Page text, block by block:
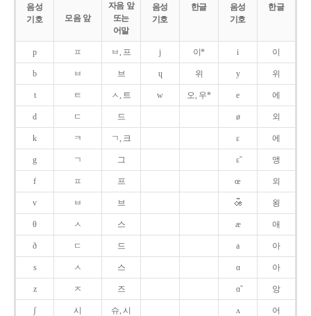
음성
기호
음성
기호
한글
음성
기호
한글
모음 앞
자음 앞
또는
어말
p ㅍ ㅂ, 프 j 이* i 이
b ㅂ 브 ɥ 위 y 위
t ㅌ ㅅ, 트 w 오, 우* e 에
d ㄷ 드 ø 외
k ㅋ ㄱ, 크 ɛ 에
g ㄱ 그 ɛ̃ 앵
f ㅍ 프 œ 외
v ㅂ 브 욍
θ ㅅ 스 æ 애
ð ㄷ 드 a 아
s ㅅ 스 ɑ 아
z ㅈ 즈 ɑ̃ 앙
ʃ 시 슈, 시 ʌ 어